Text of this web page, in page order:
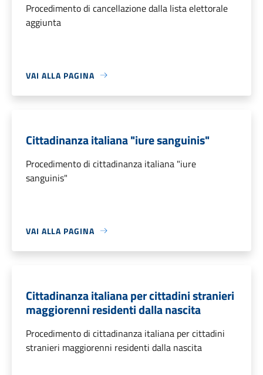
Procedimento di cancellazione dalla lista elettorale
aggiunta
VAI ALLA PAGINA
Cittadinanza italiana "iure sanguinis"
Procedimento di cittadinanza italiana "iure
sanguinis"
VAI ALLA PAGINA
Cittadinanza italiana per cittadini stranieri
maggiorenni residenti dalla nascita
Procedimento di cittadinanza italiana per cittadini
stranieri maggiorenni residenti dalla nascita